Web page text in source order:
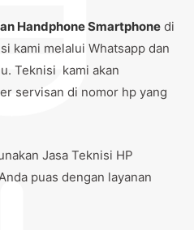
Handphone Smartphone di
kami melalui Whatsapp dan
Teknisi kami akan
servisan di nomor hp yang
Jasa Teknisi HP
puas dengan layanan